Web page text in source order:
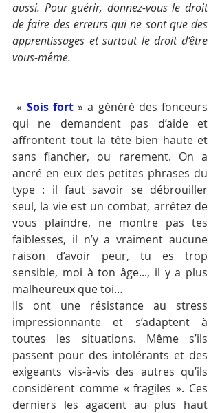
aussi. Pour guérir, donnez-vous le droit
de faire des erreurs qui ne sont que des
apprentissages et surtout le droit d’être
vous-même.
« Sois fort » a généré des fonceurs
qui ne demandent pas d’aide et
affrontent tout la tête bien haute et
sans flancher, ou rarement. On a
ancré en eux des petites phrases du
type : il faut savoir se débrouiller
seul, la vie est un combat, arrêtez de
vous plaindre, ne montre pas tes
faiblesses, il n’y a vraiment aucune
raison d’avoir peur, tu es trop
sensible, moi à ton âge..., il y a plus
malheureux que toi…
Ils ont une résistance au stress
impressionnante et s’adaptent à
toutes les situations. Même s’ils
passent pour des intolérants et des
exigeants vis-à-vis des autres qu’ils
considèrent comme « fragiles ». Ces
derniers les agacent au plus haut